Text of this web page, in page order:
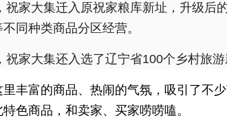
祝家大集迁入原祝家粮库新址，升级后
同种类商品分区经营。
祝家大集还入选了辽宁省100个乡村旅游
里丰富的商品、热闹的气氛，吸引了不
色商品，和卖家、买家唠唠嗑。